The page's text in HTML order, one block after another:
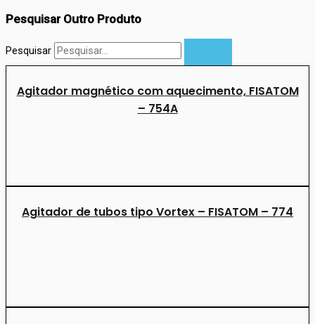
Pesquisar Outro Produto
Pesquisar
Agitador magnético com aquecimento, FISATOM
– 754A
Agitador de tubos tipo Vortex – FISATOM – 774